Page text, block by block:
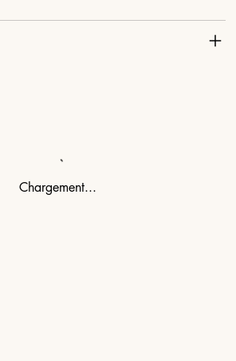
Chargement...